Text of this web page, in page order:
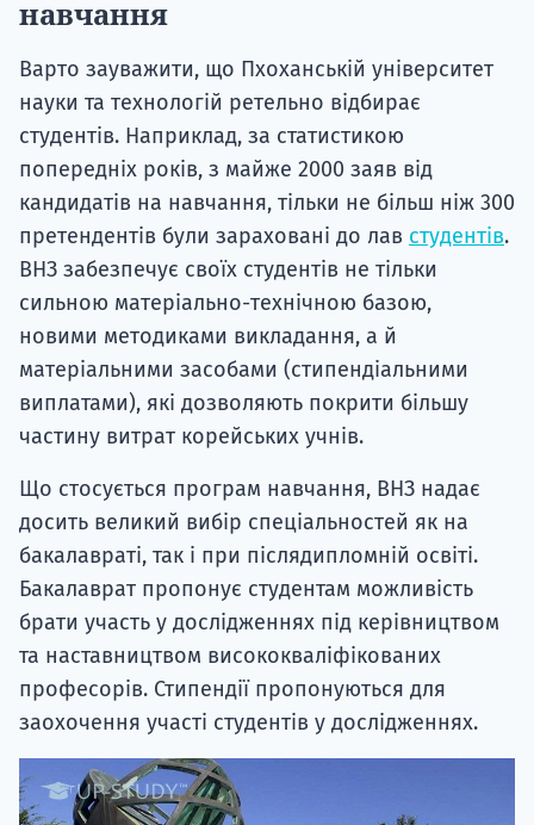
навчання
Варто зауважити, що Пхоханській університет
науки та технологій ретельно відбирає
студентів. Наприклад, за статистикою
попередніх років, з майже 2000 заяв від
кандидатів на навчання, тільки не більш ніж 300
претендентів були зараховані до лав студентів.
ВНЗ забезпечує своїх студентів не тільки
сильною матеріально-технічною базою,
новими методиками викладання, а й
матеріальними засобами (стипендіальними
виплатами), які дозволяють покрити більшу
частину витрат корейських учнів.
Що стосується програм навчання, ВНЗ надає
досить великий вибір спеціальностей як на
бакалавраті, так і при післядипломній освіті.
Бакалаврат пропонує студентам можливість
брати участь у дослідженнях під керівництвом
та наставництвом висококваліфікованих
професорів. Стипендії пропонуються для
заохочення участі студентів у дослідженнях.